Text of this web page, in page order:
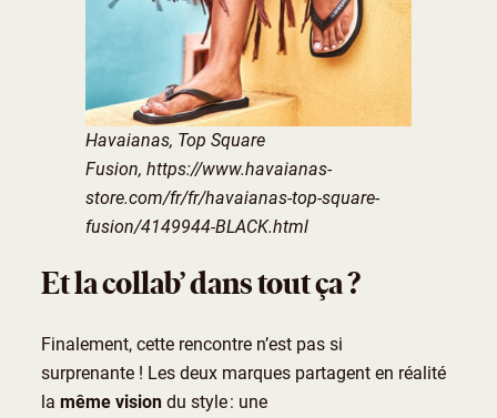
Havaianas, Top Square
Fusion, https://www.havaianas-
store.com/fr/fr/havaianas-top-square-
fusion/4149944-BLACK.html
Et la collab’ dans tout ça ?
Finalement, cette rencontre n’est pas si
surprenante ! Les deux marques partagent en réalité
la même visiondu style : une